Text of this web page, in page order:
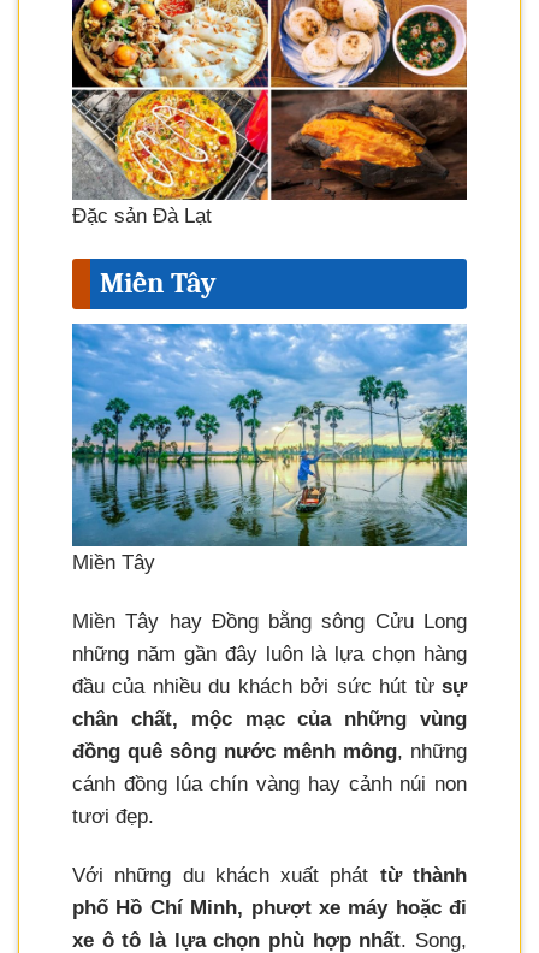
Đặc sản Đà Lạt
Miền Tây
Miền Tây
Miền Tây hay Đồng bằng sông Cửu Long
những năm gần đây luôn là lựa chọn hàng
đầu của nhiều du khách bởi sức hút từ sự
chân chất, mộc mạc của những vùng
đồng quê sông nước mênh mông, những
cánh đồng lúa chín vàng hay cảnh núi non
tươi đẹp.
Với những du khách xuất phát từ thành
phố Hồ Chí Minh, phượt xe máy hoặc đi
xe ô tô là lựa chọn phù hợp nhất. Song,